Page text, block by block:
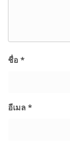
ชื่อ *
อีเมล *